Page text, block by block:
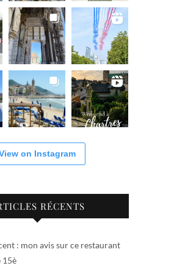
on Instagram
RÉCENTS
: mon avis sur ce restaurant
15è